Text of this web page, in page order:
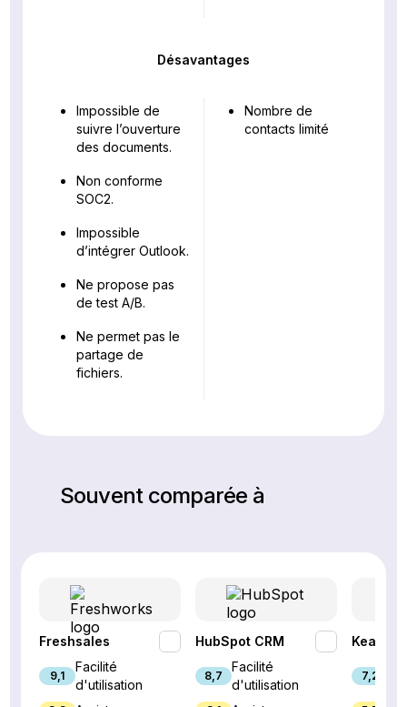
Désavantages
Impossible de
suivre l’ouverture
des documents.
Non conforme
SOC2.
Impossible
d’intégrer Outlook.
Ne propose pas
de test A/B.
Ne permet pas le
partage de
fichiers.
Nombre de
contacts limité
Souvent comparée à
Freshsales
9,1
Facilité
d'utilisation
HubSpot CRM
8,7
Facilité
d'utilisation
Keap
7,2